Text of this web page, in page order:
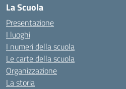
La Scuola
Presentazione
I luoghi
I numeri della scuola
Le carte della scuola
Organizzazione
La storia